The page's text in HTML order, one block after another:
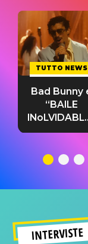
TUTTO NEWS
Bad Bunny
“BAILE
testo,
significato
INTERVISTE